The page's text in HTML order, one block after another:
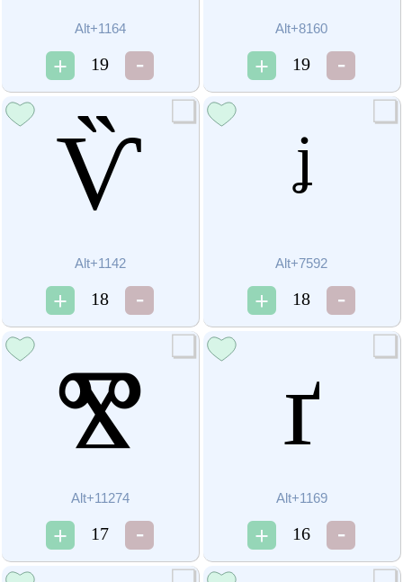
Alt+1164
19
Alt+8160
19
Ѷ
Alt+1142
18
ᶨ
Alt+7592
18
Ⰺ
Alt+11274
17
ґ
Alt+1169
16